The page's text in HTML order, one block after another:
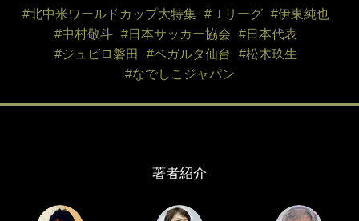
#北中米ワールドカップ大特集 #Ｊリーグ
#伊東純也
#中村敬斗
#日本サッカー協会
#日本代表
#ジュビロ磐田
#ベガルタ仙台
#松木玖生
#なでしこジャパン
著者紹介